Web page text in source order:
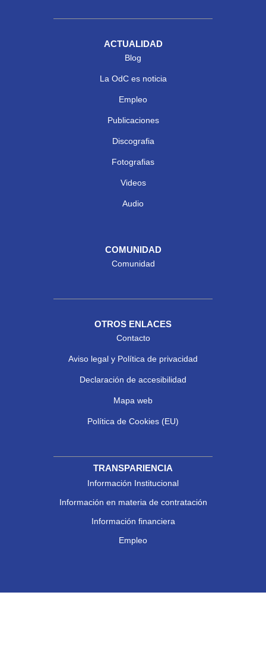
ACTUALIDAD
Blog
La OdC es noticia
Empleo
Publicaciones
Discografia
Fotografias
Videos
Audio
COMUNIDAD
Comunidad
OTROS ENLACES
Contacto
Aviso legal y Política de privacidad
Declaración de accesibilidad
Mapa web
Política de Cookies (EU)
TRANSPARIENCIA
Información Institucional
Información en materia de contratación
Información financiera
Empleo